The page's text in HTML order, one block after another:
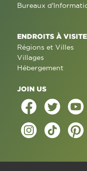
Bureaux
ENDROITS À
Régions et Villes
Villages
Hébergement
JOIN US